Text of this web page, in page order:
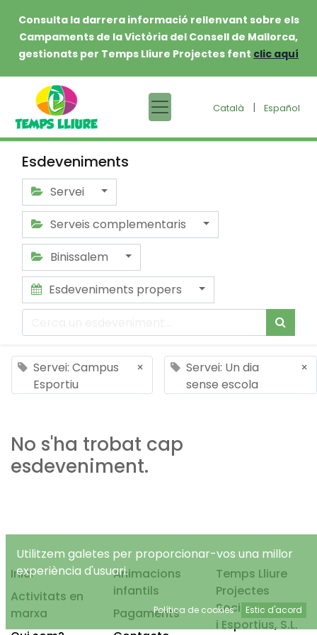
Consulta la darrera informació rellenvant sobre els
Campaments de la Victòria del Consell de Mallorca,
gestionats per Temps Lliure Projectes fent clic aquí
Català | Español
Esdeveniments
Servei
Serveis complementaris
Binissalem
Esdeveniments propers
Servei: Campus
Esportiu
×
Servei: Un dia
sense escola
×
No s'ha trobat cap
esdeveniment.
Inici
Activitats en
marxa
Animacions
infantils
Pagaments
Temps Lliure
Projectes
Socioeducatius
i Esportius, S.L.
Utilitzem galetes per proporcionar-vos una millor
experiència d'usuari.
Política de cookies Estic d'acord